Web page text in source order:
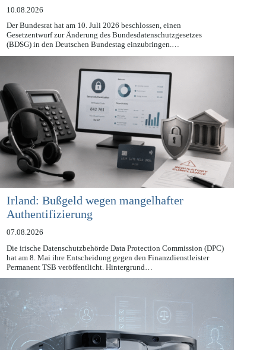
verankert werden
10.08.2026
Der Bundesrat hat am 10. Juli 2026 beschlossen, einen
Gesetzentwurf zur Änderung des Bundesdatenschutzgesetzes
(BDSG) in den Deutschen Bundestag einzubringen.…
Irland: Bußgeld wegen mangelhafter
Authentifizierung
07.08.2026
Die irische Datenschutzbehörde Data Protection Commission (DPC)
hat am 8. Mai ihre Entscheidung gegen den Finanzdienstleister
Permanent TSB veröffentlicht. Hintergrund…